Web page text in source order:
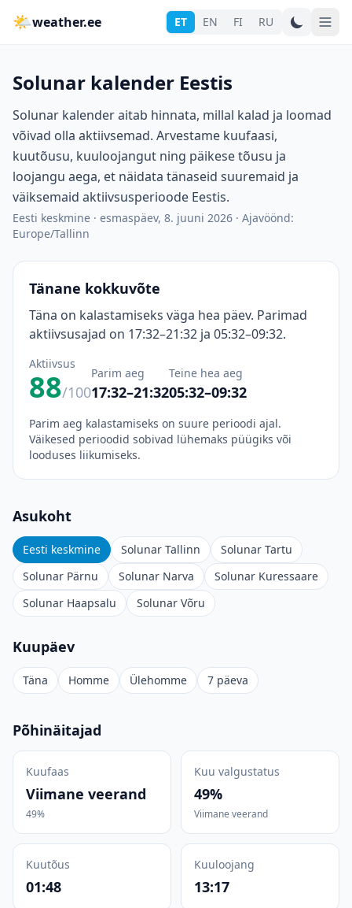
🌤weather.ee ET EN FI RU
Solunar kalender Eestis
Solunar kalender aitab hinnata, millal kalad ja loomad
võivad olla aktiivsemad. Arvestame kuufaasi,
kuutõusu, kuuloojangut ning päikese tõusu ja
loojangu aega, et näidata tänaseid suuremaid ja
väiksemaid aktiivsusperioode Eestis.
Eesti keskmine · esmaspäev, 8. juuni 2026 · Ajavöönd:
Europe/Tallinn
Tänane kokkuvõte
Täna on kalastamiseks väga hea päev. Parimad
aktiivsusajad on 17:32–21:32 ja 05:32–09:32.
Aktiivsus
88/100
Parim aeg
17:32–21:32
Teine hea aeg
05:32–09:32
Parim aeg kalastamiseks on suure perioodi ajal.
Väikesed perioodid sobivad lühemaks püügiks või
looduses liikumiseks.
Asukoht
Eesti keskmine Solunar Tallinn
Solunar Tartu
Solunar Pärnu
Solunar Narva
Solunar Kuressaare
Solunar Haapsalu
Solunar Võru
Kuupäev
Täna Homme Ülehomme 7 päeva
Põhinäitajad
Kuufaas
Viimane veerand
49%
Kuu valgustatus
49%
Viimane veerand
Kuutõus
01:48
Kuuloojang
13:17